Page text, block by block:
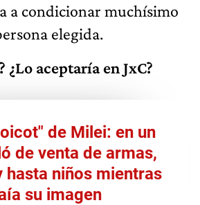
a condicionar muchísimo
elegida.
¿Lo aceptaría en JxC?
de Milei: en un
de venta de armas,
hasta niños mientras
su imagen